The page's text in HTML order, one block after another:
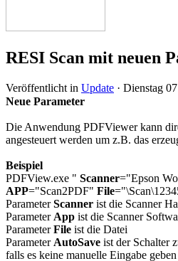
RESI Scan mit neuen
Veröffentlicht in Update · Dienstag
Neue Parameter
Die Anwendung PDFViewer kann
angesteuert werden um z.B. das
Beispiel
PDFView.exe " Scanner="Epson
APP="Scan2PDF" File
ParameterScanner ist die Scanner
Parameter App ist die Scanner
ParameterFile ist die Datei
Parameter AutoSave ist der Schalter
falls es keine manuelle Eingabe geben